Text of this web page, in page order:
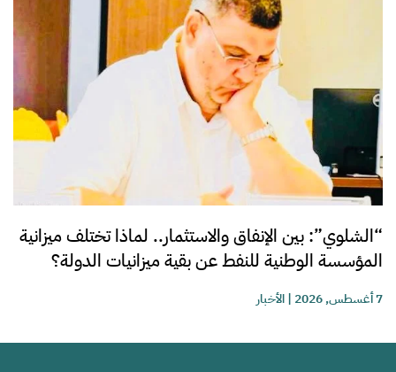
“الشلوي”: بين الإنفاق والاستثمار.. لماذا تختلف ميزانية
المؤسسة الوطنية للنفط عن بقية ميزانيات الدولة؟
7 أغسطس, 2026 |الأخبار